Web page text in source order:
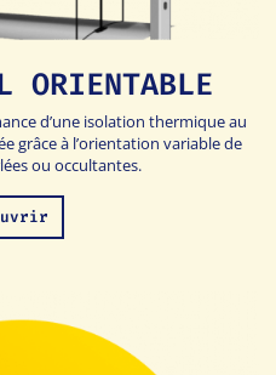
ORIENTABLE
d’une isolation thermique au
grâce à l’orientation variable de
ou occultantes.